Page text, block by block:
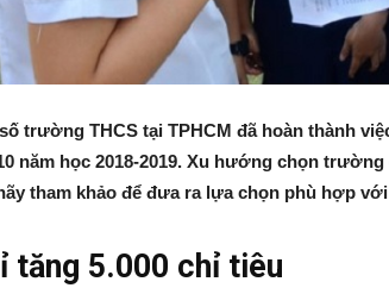
trường THCS tại TPHCM đã hoàn thành
năm học 2018-2019. Xu hướng chọn
tham khảo để đưa ra lựa chọn phù hợp
tăng 5.000 chỉ tiêu